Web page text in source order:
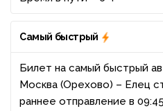
Самый быстрый
Билет на самый быстрый
Москва (Орехово) – Елец
раннее отправление в